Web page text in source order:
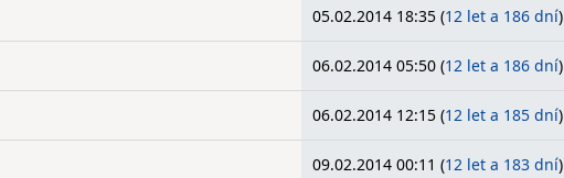
05.02.2014 18:35 (12 let a 186 dní)
06.02.2014 05:50 (12 let a 186 dní)
06.02.2014 12:15 (12 let a 185 dní)
09.02.2014 00:11 (12 let a 183 dní)